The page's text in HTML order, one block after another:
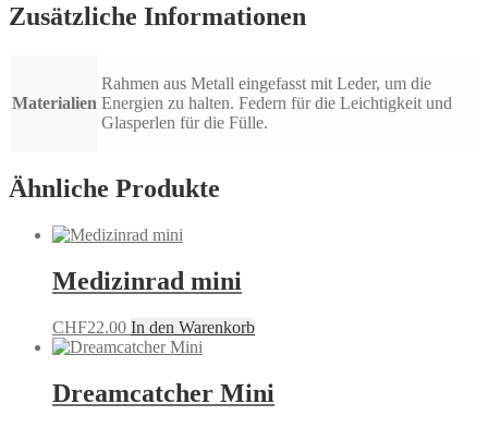
Zusätzliche Informationen
Materialien
Rahmen aus Metall eingefasst mit Leder, um die
Energien zu halten. Federn für die Leichtigkeit und
Glasperlen für die Fülle.
Ähnliche Produkte
Medizinrad mini
CHF22.00 In den Warenkorb
Dreamcatcher Mini